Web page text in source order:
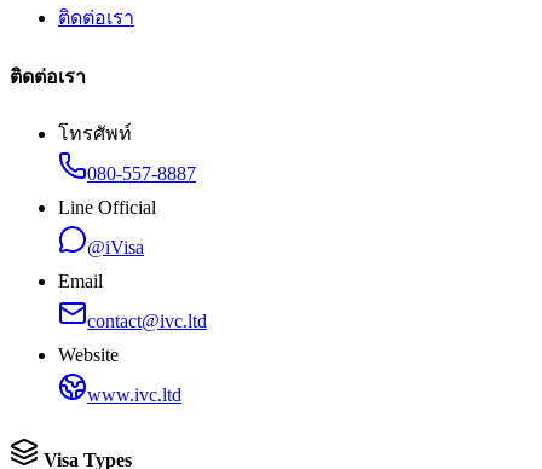
ติดต่อเรา
ติดต่อเรา
โทรศัพท์
080-557-8887
Line Official
@iVisa
Email
contact@ivc.ltd
Website
www.ivc.ltd
Visa Types